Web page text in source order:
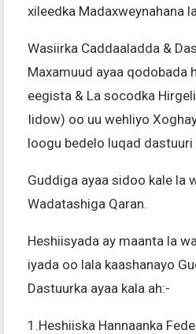
xileedka Madaxweynahana
Wasiirka Caddaaladda &
Maxamuud ayaa qodobada
eegista & La socodka
Iidow) oo uu wehliyo
loogu bedelo luqad dastuuri
Guddiga ayaa sidoo kale la
Wadatashiga Qaran.
Heshiisyada ay maanta la
iyada oo lala kaashanayo
Dastuurka ayaa kala ah:-
1.Heshiiska Hannaanka